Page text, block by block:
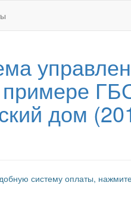
примере
дом
систему оплаты,